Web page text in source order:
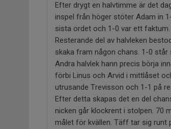
Efter drygt en halvtimme är det
inspel från höger stöter Adam in
sista ordet och 1-0 var ett faktum.
Resterande del av halvleken
skaka fram någon chans. 1-0 står
Andra halvlek hann precis börja
förbi Linus och Arvid i mittlåset
utrusande Trevisson och 1-1 på
Efter detta skapas det en del
nicken går klockrent i stolpen. 70
målet för kvällen. Täff tar sig runt